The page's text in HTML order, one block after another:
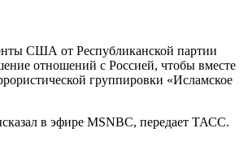
США от Республиканской партии
отношений с Россией, чтобы вместе
группировки «Исламское
в эфире MSNBC, передает ТАСС.